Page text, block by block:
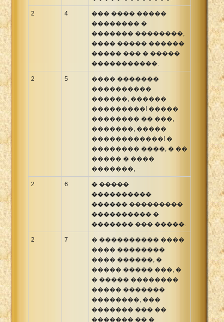
2 4
��� ���� �����
�������� �
������� ��������,
���� ����� ������
����� ��� � �����
�����������.
2 5
���� �������
����������
������, ������
���������! �����
�������� �� ���,
�������, �����
������������! �
�������� ����, � ��
����� � ����
�������, --
2 6
� �����
����������
������ ���������
���������� �
������� ��� �����.
2 7
� ���������� ����
���� ��������
���� ������, �
����� ����� ���, �
� ����� ��������
����� �������
��������, ���
������� ��� ��
������� �� �